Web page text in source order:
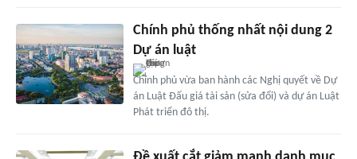
Chính phủ thống nhất nội dung 2
Dự án luật
Chính phủ vừa ban hành các Nghị quyết về Dự
án Luật Đấu giá tài sản (sửa đổi) và dự án Luật
Phát triển đô thị.